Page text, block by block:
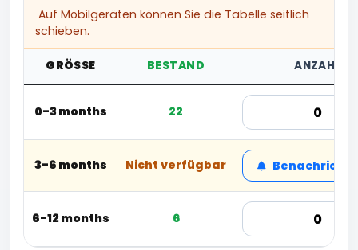
Auf Mobilgeräten können Sie die Tabelle seitlich
schieben.
GRÖSSE BESTAND ANZAHL
0-3 months 22
3-6 months Nicht verfügbar
6-12 months 6